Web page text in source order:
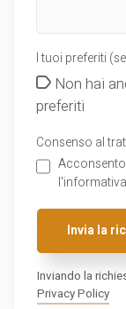
I tuoi preferiti
Non hai
preferiti
Consenso al
Invia la
Inviando la
Privacy Policy